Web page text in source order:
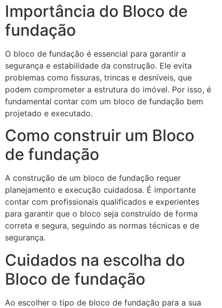
Importância do Bloco de
fundação
O bloco de fundação é essencial para garantir a
segurança e estabilidade da construção. Ele evita
problemas como fissuras, trincas e desníveis, que
podem comprometer a estrutura do imóvel. Por isso, é
fundamental contar com um bloco de fundação bem
projetado e executado.
Como construir um Bloco
de fundação
A construção de um bloco de fundação requer
planejamento e execução cuidadosa. É importante
contar com profissionais qualificados e experientes
para garantir que o bloco seja construído de forma
correta e segura, seguindo as normas técnicas e de
segurança.
Cuidados na escolha do
Bloco de fundação
Ao escolher o tipo de bloco de fundação para a sua